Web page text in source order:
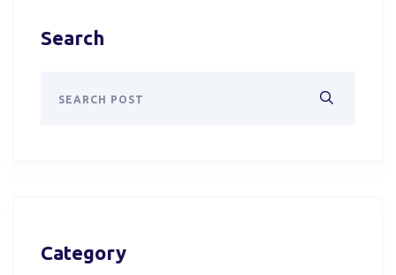
Search
Category